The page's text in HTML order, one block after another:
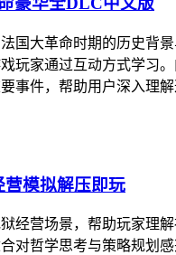
国大革命时期的历史背
玩家通过互动方式学习
事件，帮助用户深入理
模拟解压即玩
经营场景，帮助玩家理
对哲学思考与策略规划